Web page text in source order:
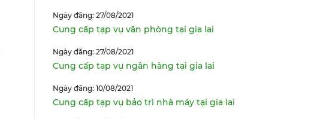
Ngày đăng: 27/08/2021
Cung cấp tạp vụ văn phòng tại gia lai
Ngày đăng: 27/08/2021
Cung cấp tạp vụ ngân hàng tại gia lai
Ngày đăng: 10/08/2021
Cung cấp tạp vụ bảo trì nhà máy tại gia lai